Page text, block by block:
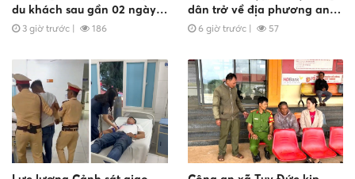
du khách sau gần 02 ngày
đi lạc
3 giờ trước | 186
dân trở về địa phương an
toàn
6 giờ trước| 57